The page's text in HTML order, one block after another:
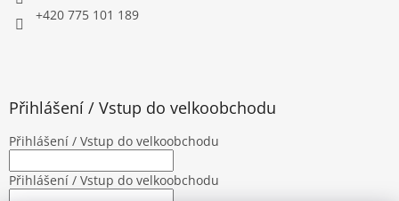
+420 775 101 189
Přihlášení / Vstup do velkoobchodu
Přihlášení / Vstup do velkoobchodu
Přihlášení / Vstup do velkoobchodu